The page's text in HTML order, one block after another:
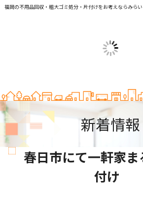
福岡の不用品回収・粗大ゴミ処分・片付けをお考えならみら
新着情報
春日市にて一軒家ま
付け